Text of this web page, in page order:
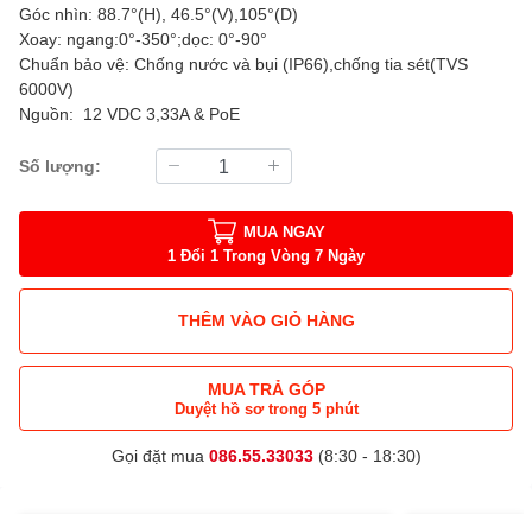
Góc nhìn: 88.7°(H), 46.5°(V),105°(D)
Xoay: ngang:0°-350°;dọc: 0°-90°
Chuẩn bảo vệ: Chống nước và bụi (IP66),chống tia sét(TVS
6000V)
Nguồn: 12 VDC 3,33A & PoE
Số lượng:
MUA NGAY
1 Đổi 1 Trong Vòng 7 Ngày
THÊM VÀO GIỎ HÀNG
MUA TRẢ GÓP
Duyệt hồ sơ trong 5 phút
Gọi đặt mua 086.55.33033(8:30 - 18:30)